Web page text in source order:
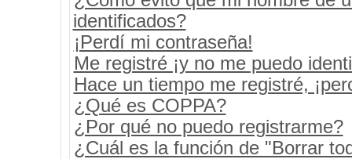
identificados?
¡Perdí mi contraseña!
Me registré ¡y no me puedo
Hace un tiempo me registré,
¿Qué es COPPA?
¿Por qué no puedo registrarme?
¿Cuál es la función de "Borrar